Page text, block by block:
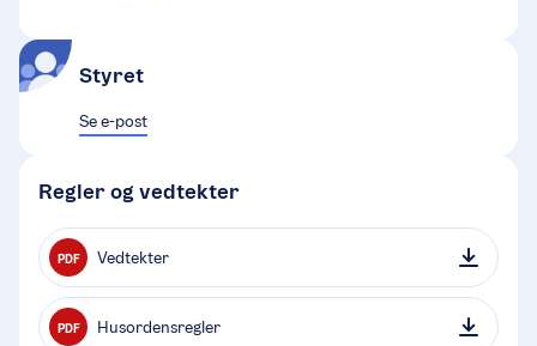
Styret
Se e-post
Regler og vedtekter
PDF Vedtekter
PDF Husordensregler